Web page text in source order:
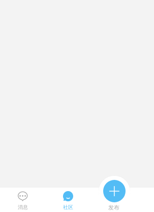

消息

社区

发布